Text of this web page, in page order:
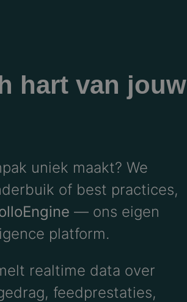
hart van jouw
uniek maakt? We
of best practices,
— ons eigen
platform.
realtime data over
feedprestaties,